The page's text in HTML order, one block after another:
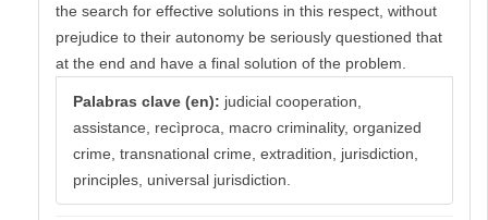
the search for effective solutions in this respect, without
prejudice to their autonomy be seriously questioned that
at the end and have a final solution of the problem.
Palabras clave (en): judicial cooperation,
assistance, recìproca, macro criminality, organized
crime, transnational crime, extradition, jurisdiction,
principles, universal jurisdiction.